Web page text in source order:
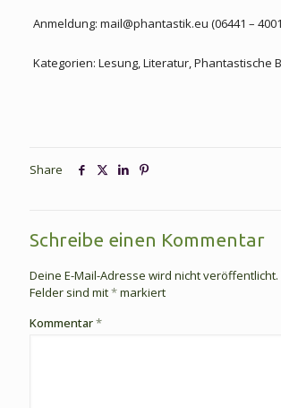
Anmeldung: mail@phantastik.eu (06441 –
Kategorien: Lesung, Literatur, Phantastische
Share
Schreibe einen Kommentar
Deine E-Mail-Adresse wird nicht veröffentlicht.
Felder sind mit*markiert
Kommentar*